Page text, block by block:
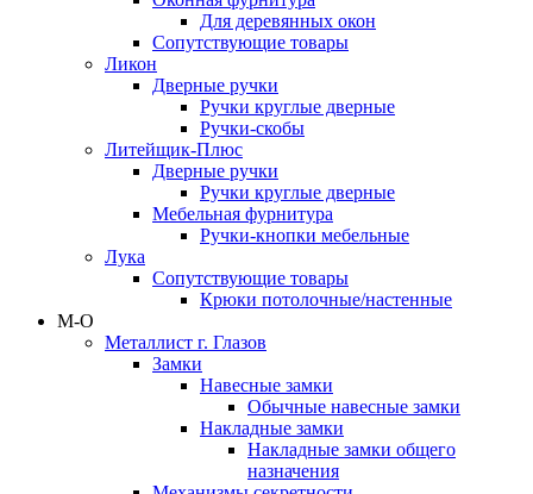
Для деревянных окон
Сопутствующие товары
Ликон
Дверные ручки
Ручки круглые дверные
Ручки-скобы
Литейщик-Плюс
Дверные ручки
Ручки круглые дверные
Мебельная фурнитура
Ручки-кнопки мебельные
Лука
Сопутствующие товары
Крюки потолочные/настенные
М-О
Металлист г. Глазов
Замки
Навесные замки
Обычные навесные замки
Накладные замки
Накладные замки общего
назначения